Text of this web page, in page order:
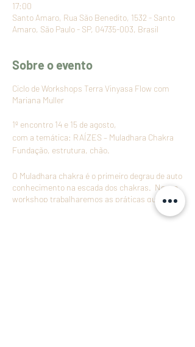
17:00
Santo Amaro, Rua São Benedito, 1532 - Santo
Amaro, São Paulo - SP, 04735-003, Brasil
Sobre o evento
Ciclo de Workshops Terra Vinyasa Flow com
Mariana Muller
1º encontro 14 e 15 de agosto,
com a temática: RAÍZES – Muladhara Chakra
Fundação, estrutura, chão.
O Muladhara chakra é o primeiro degrau de auto
conhecimento na escada dos chakras. Nesse
workshop trabalharemos as práticas que
cultivam a sabedoria desse matriz energética